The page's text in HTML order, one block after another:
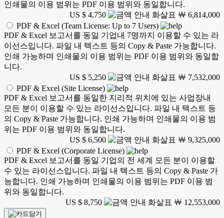
인쇄물의 이용 범위는 PDF 이용 범위와 동일합니다.
US $ 4,750
￦ 6,814,000
PDF & Excel (Team License: Up to 7 Users)
PDF & Excel 보고서를 동일 기업내 7명까지 이용할 수 있는 라
이선스입니다. 파일 내 텍스트 등의 Copy & Paste 가능합니다.
인쇄 가능하며 인쇄물의 이용 범위는 PDF 이용 범위와 동일합
니다.
US $ 5,250
￦ 7,532,000
PDF & Excel (Site License)
PDF & Excel 보고서를 동일한 지리적 위치에 있는 사업장내
모든 분이 이용할 수 있는 라이선스입니다. 파일 내 텍스트 등
의 Copy & Paste 가능합니다. 인쇄 가능하며 인쇄물의 이용 범
위는 PDF 이용 범위와 동일합니다.
US $ 6,500
￦ 9,325,000
PDF & Excel (Corporate License)
PDF & Excel 보고서를 동일 기업의 전 세계 모든 분이 이용할
수 있는 라이선스입니다. 파일 내 텍스트 등의 Copy & Paste 가
능합니다. 인쇄 가능하며 인쇄물의 이용 범위는 PDF 이용 범
위와 동일합니다.
US $ 8,750
￦ 12,553,000